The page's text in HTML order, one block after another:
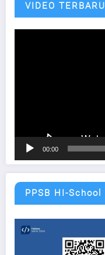
VIDEO TERBARU
00:00
PPSB HI-School